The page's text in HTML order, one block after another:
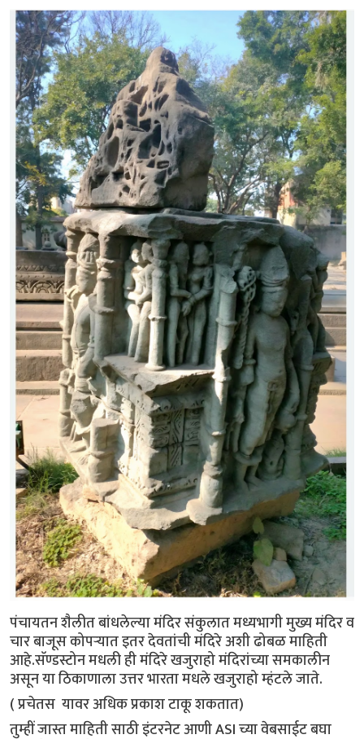
पंचायतन शैलीत बांधलेल्या मंदिर संकुलात मध्यभागी मुख्य मंदिर व
चार बाजूस कोपर्‍यात इतर देवतांची मंदिरे अशी ढोबळ माहिती
आहे.सॅण्डस्टोन मधली ही मंदिरे खजुराहो मंदिरांच्या समकालीन
असून या ठिकाणाला उत्तर भारता मधले खजुराहो म्हंटले जाते.
( प्रचेतस यावर अधिक प्रकाश टाकू शकतात)
तुम्हीं जास्त माहिती साठी इंटरनेट आणी ASI च्या वेबसाईट बघा